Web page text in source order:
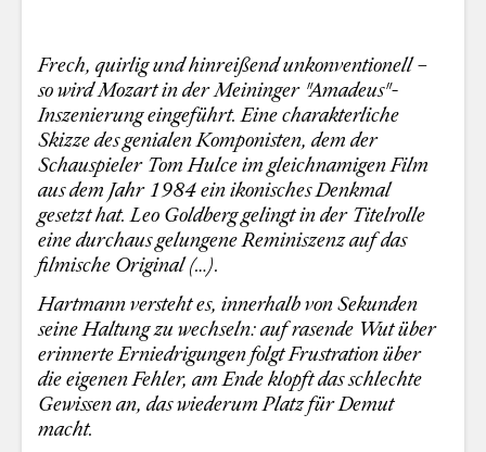
Frech, quirlig und hinreißend unkonventionell –
so wird Mozart in der Meininger "Amadeus"-
Inszenierung eingeführt. Eine charakterliche
Skizze des genialen Komponisten, dem der
Schauspieler Tom Hulce im gleichnamigen Film
aus dem Jahr 1984 ein ikonisches Denkmal
gesetzt hat. Leo Goldberg gelingt in der Titelrolle
eine durchaus gelungene Reminiszenz auf das
filmische Original (…).
Hartmann versteht es, innerhalb von Sekunden
seine Haltung zu wechseln: auf rasende Wut über
erinnerte Erniedrigungen folgt Frustration über
die eigenen Fehler, am Ende klopft das schlechte
Gewissen an, das wiederum Platz für Demut
macht.